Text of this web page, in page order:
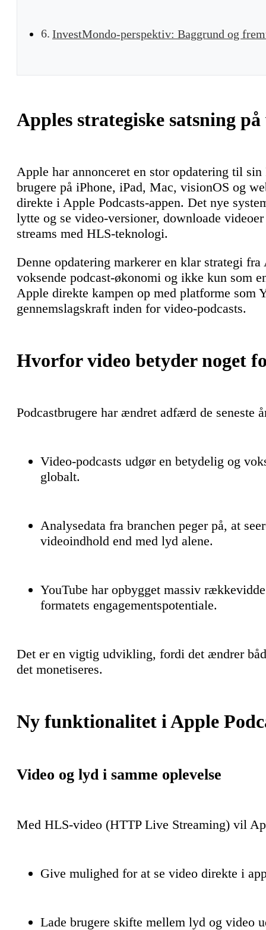
InvestMondo-perspektiv: Baggrund og
Apples strategiske satsning
Apple har annonceret en stor opdatering til
brugere på iPhone, iPad, Mac, visionOS og
direkte i Apple Podcasts-appen. Det nye
lytte og se video-versioner, downloade
streams med HLS-teknologi.
Denne opdatering markerer en klar strategi
voksende podcast-økonomi og ikke kun som
Apple direkte kampen op med platforme som
gennemslagskraft inden for video-podcasts.
Hvorfor video betyder noget
Podcastbrugere har ændret adfærd de seneste
Video-podcasts udgør en betydelig og
globalt.
Analysedata fra branchen peger på, at
videoindhold end med lyd alene.
YouTube har opbygget massiv
formatets engagementspotentiale.
Det er en vigtig udvikling, fordi det ændrer
det monetiseres.
Ny funktionalitet i Apple
Video og lyd i samme oplevelse
Med HLS-video (HTTP Live Streaming) vil
Give mulighed for at se video direkte i
Lade brugere skifte mellem lyd og video